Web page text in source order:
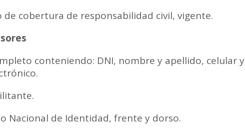
de cobertura de responsabilidad civil, vigente.
conteniendo: DNI, nombre y apellido, celular y
Nacional de Identidad, frente y dorso.